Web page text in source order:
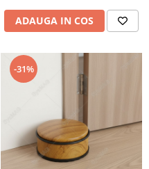
ADAUGA IN COS
-31%